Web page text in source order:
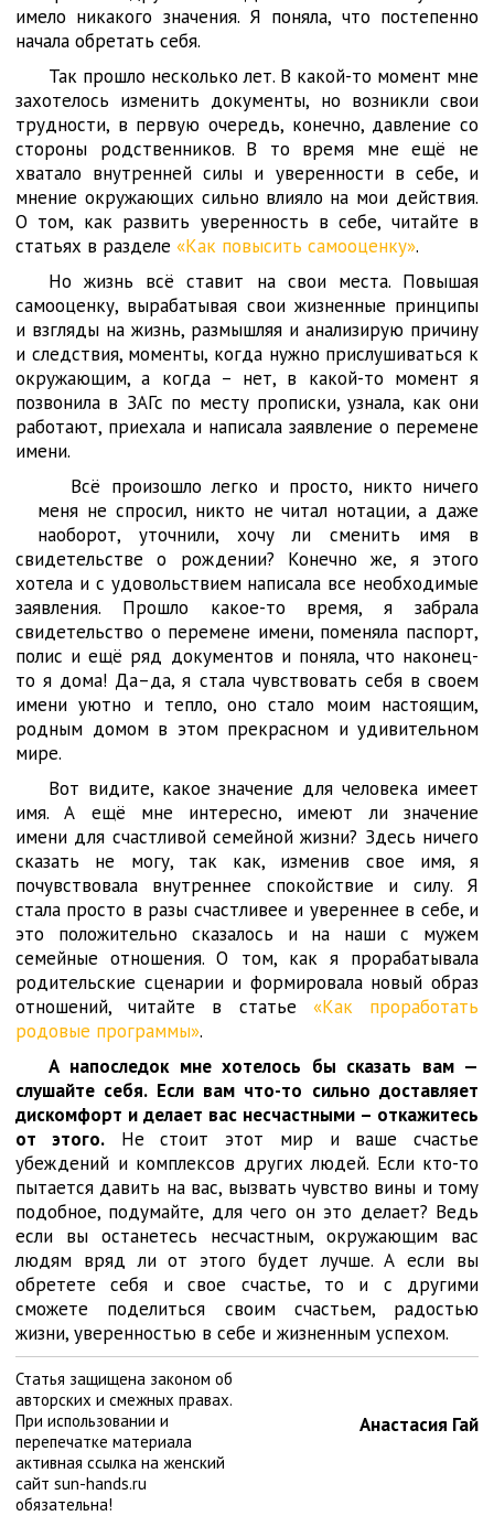
имело никакого значения. Я поняла, что постепенно
начала обретать себя.
Так прошло несколько лет. В какой-то момент мне
захотелось изменить документы, но возникли свои
трудности, в первую очередь, конечно, давление со
стороны родственников. В то время мне ещё не
хватало внутренней силы и уверенности в себе, и
мнение окружающих сильно влияло на мои действия.
О том, как развить уверенность в себе, читайте в
статьях в разделе «Как повысить самооценку».
Но жизнь всё ставит на свои места. Повышая
самооценку, вырабатывая свои жизненные принципы
и взгляды на жизнь, размышляя и анализирую причину
и следствия, моменты, когда нужно прислушиваться к
окружающим, а когда – нет, в какой-то момент я
позвонила в ЗАГс по месту прописки, узнала, как они
работают, приехала и написала заявление о перемене
имени.
Всё произошло легко и просто, никто ничего
меня не спросил, никто не читал нотации, а даже
наоборот, уточнили, хочу ли сменить имя в
свидетельстве о рождении? Конечно же, я этого
хотела и с удовольствием написала все необходимые
заявления. Прошло какое-то время, я забрала
свидетельство о перемене имени, поменяла паспорт,
полис и ещё ряд документов и поняла, что наконец-
то я дома! Да–да, я стала чувствовать себя в своем
имени уютно и тепло, оно стало моим настоящим,
родным домом в этом прекрасном и удивительном
мире.
Вот видите, какое значение для человека имеет
имя. А ещё мне интересно, имеют ли значение
имени для счастливой семейной жизни? Здесь ничего
сказать не могу, так как, изменив свое имя, я
почувствовала внутреннее спокойствие и силу. Я
стала просто в разы счастливее и увереннее в себе, и
это положительно сказалось и на наши с мужем
семейные отношения. О том, как я прорабатывала
родительские сценарии и формировала новый образ
отношений, читайте в статье «Как проработать
родовые программы».
А напоследок мне хотелось бы сказать вам —
слушайте себя. Если вам что-то сильно доставляет
дискомфорт и делает вас несчастными – откажитесь
от этого.Не стоит этот мир и ваше счастье
убеждений и комплексов других людей. Если кто-то
пытается давить на вас, вызвать чувство вины и тому
подобное, подумайте, для чего он это делает? Ведь
если вы останетесь несчастным, окружающим вас
людям вряд ли от этого будет лучше. А если вы
обретете себя и свое счастье, то и с другими
сможете поделиться своим счастьем, радостью
жизни, уверенностью в себе и жизненным успехом.
Статья защищена законом об
авторских и смежных правах.
При использовании и
перепечатке материала
активная ссылка на женский
сайт sun-hands.ru
обязательна!
Анастасия Гай